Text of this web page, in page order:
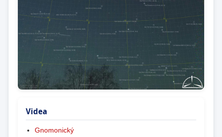
Videa
Gnomonický